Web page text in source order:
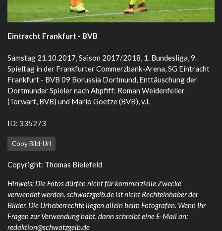
Eintracht Frankfurt - BVB
Samstag 21.10.2017, Saison 2017/2018, 1. Bundesliga, 9.
Spieltag in der Frankfurter Commerzbank-Arena, SG Eintracht
Frankfurt - BVB 09 Borussia Dortmund, Enttäuschung der
Dortmunder Spieler nach Abpfiff: Roman Weidenfeller
(Torwart, BVB) und Mario Goetze (BVB), v.l.
ID: 335273
Copy Bild-Url
Copyright: Thomas Bielefeld
Hinweis: Die Fotos dürfen nicht für kommerzielle Zwecke
verwendet werden. schwatzgelb.de ist nicht Rechteinhaber der
Bilder. Die Urheberrechte liegen allein beim Fotografen. Wenn Ihr
Fragen zur Verwendung habt, dann schreibt eine E-Mail an:
redaktion@schwatzgelb.de